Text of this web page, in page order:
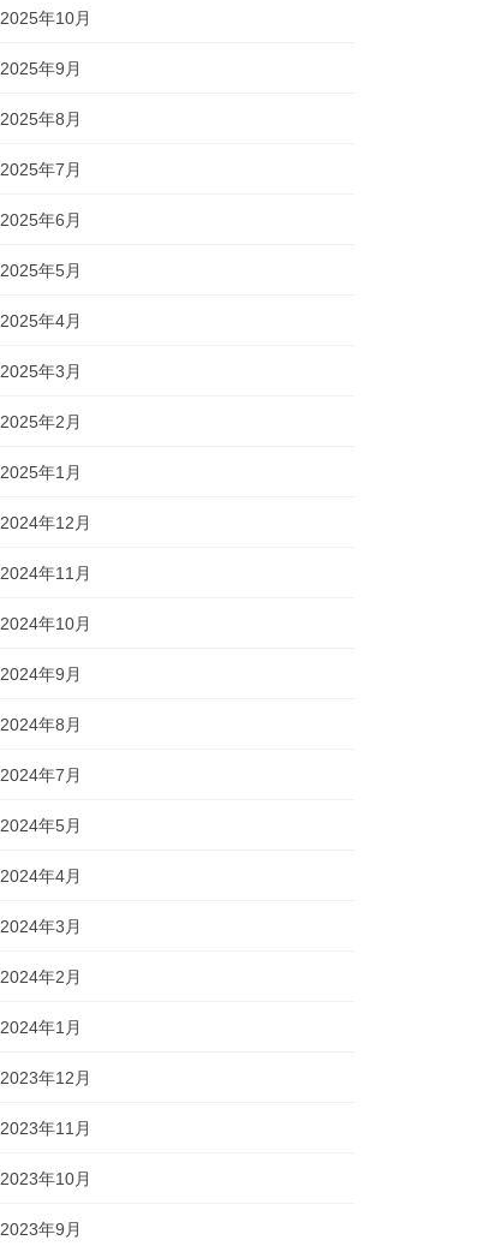
2025年10月
2025年9月
2025年8月
2025年7月
2025年6月
2025年5月
2025年4月
2025年3月
2025年2月
2025年1月
2024年12月
2024年11月
2024年10月
2024年9月
2024年8月
2024年7月
2024年5月
2024年4月
2024年3月
2024年2月
2024年1月
2023年12月
2023年11月
2023年10月
2023年9月